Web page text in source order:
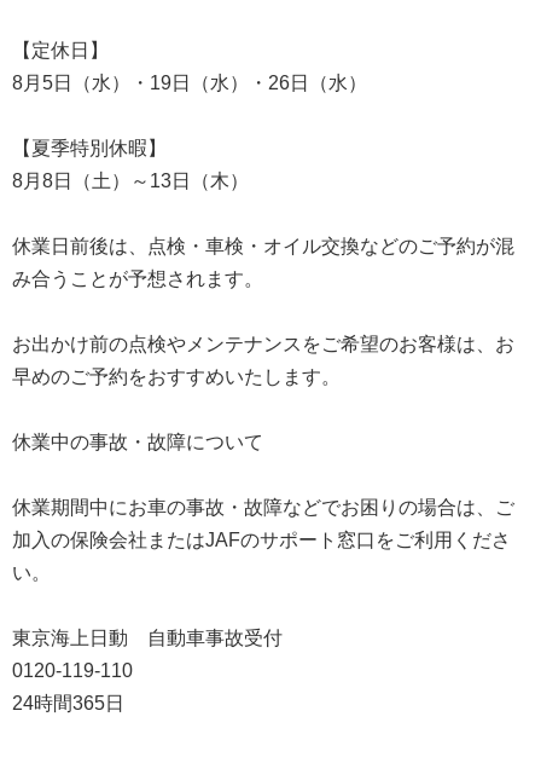
【定休日】
8月5日（水）・19日（水）・26日（水）
【夏季特別休暇】
8月8日（土）～13日（木）
休業日前後は、点検・車検・オイル交換などのご予約が混
み合うことが予想されます。
お出かけ前の点検やメンテナンスをご希望のお客様は、お
早めのご予約をおすすめいたします。
休業中の事故・故障について
休業期間中にお車の事故・故障などでお困りの場合は、ご
加入の保険会社またはJAFのサポート窓口をご利用くださ
い。
東京海上日動 自動車事故受付
0120-119-110
24時間365日